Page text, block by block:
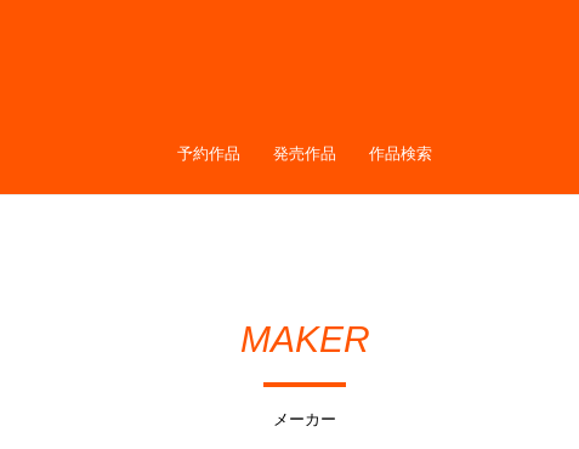
予約作品 発売作品 作品検索
MAKER
メーカー